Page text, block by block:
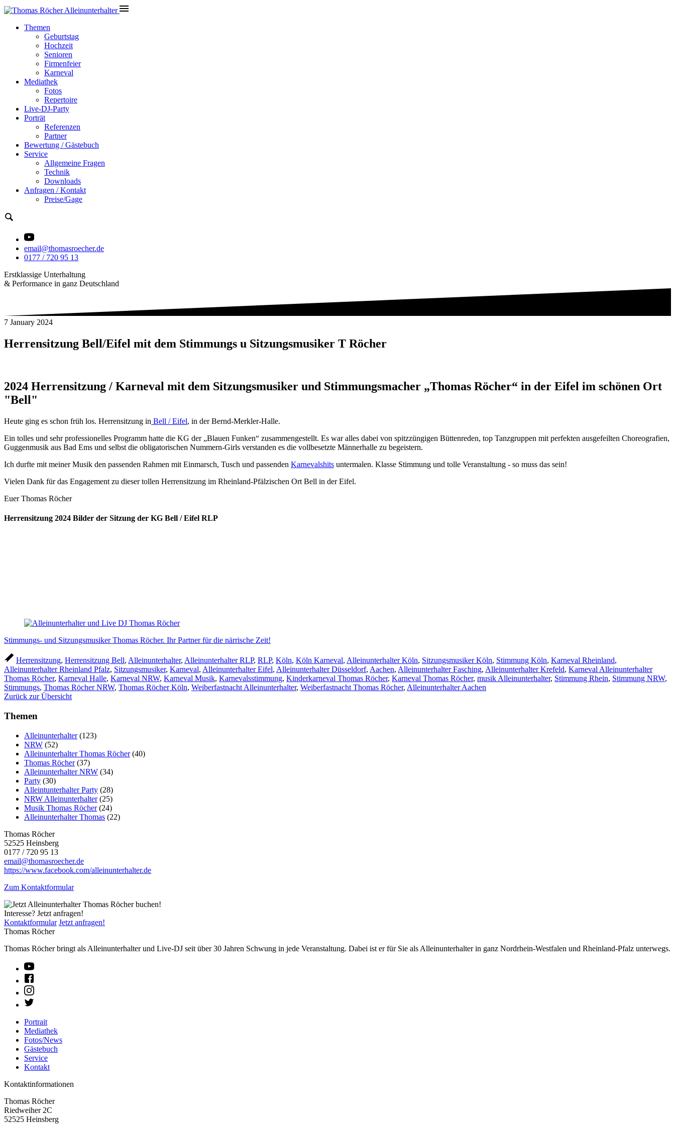
Themen
Geburtstag
Hochzeit
Senioren
Firmenfeier
Karneval
Mediathek
Fotos
Repertoire
Live-DJ-Party
Porträt
Referenzen
Partner
Bewertung / Gästebuch
Service
Allgemeine Fragen
Technik
Downloads
Anfragen / Kontakt
Preise/Gage
email@thomasroecher.de
0177 / 720 95 13
Erstklassige Unterhaltung
& Performance in ganz Deutschland
7 January 2024
Herrensitzung Bell/Eifel mit dem Stimmungs u Sitzungsmusiker T Röcher
2024 Herrensitzung / Karneval mit dem Sitzungsmusiker und Stimmungsmacher „Thomas Röcher“ in der Eifel im schönen Ort
"Bell"
Heute ging es schon früh los. Herrensitzung in Bell / Eifel, in der Bernd-Merkler-Halle.
Ein tolles und sehr professionelles Programm hatte die KG der „Blauen Funken“ zusammengestellt. Es war alles dabei von spitzzüngigen Büttenreden, top Tanzgruppen mit perfekten ausgefeilten Choreografien,
Guggenmusik aus Bad Ems und selbst die obligatorischen Nummern-Girls verstanden es die vollbesetzte Männerhalle zu begeistern.
Ich durfte mit meiner Musik den passenden Rahmen mit Einmarsch, Tusch und passenden Karnevalshits untermalen. Klasse Stimmung und tolle Veranstaltung - so muss das sein!
Vielen Dank für das Engagement zu dieser tollen Herrensitzung im Rheinland-Pfälzischen Ort Bell in der Eifel.
Euer Thomas Röcher
Herrensitzung 2024 Bilder der Sitzung der KG Bell / Eifel RLP
Stimmungs- und Sitzungsmusiker Thomas Röcher. Ihr Partner für die närrische Zeit!
Herrensitzung, Herrensitzung Bell, Alleinunterhalter, Alleinunterhalter RLP, RLP, Köln, Köln Karneval, Alleinunterhalter Köln, Sitzungsmusiker Köln, Stimmung Köln, Karneval Rheinland,
Alleinunterhalter Rheinland Pfalz, Sitzungsmusiker, Karneval, Alleinunterhalter Eifel, Alleinunterhalter Düsseldorf, Aachen, Alleinunterhalter Fasching, Alleinunterhalter Krefeld, Karneval Alleinunterhalter
Thomas Röcher, Karneval Halle, Karneval NRW, Karneval Musik, Karnevalsstimmung, Kinderkarneval Thomas Röcher, Karneval Thomas Röcher, musik Alleinunterhalter, Stimmung Rhein, Stimmung NRW,
Stimmungs, Thomas Röcher NRW, Thomas Röcher Köln, Weiberfastnacht Alleinunterhalter, Weiberfastnacht Thomas Röcher, Alleinunterhalter Aachen
Zurück zur Übersicht
Themen
Alleinunterhalter(123)
NRW (52)
Alleinunterhalter Thomas Röcher(40)
Thomas Röcher(37)
Alleinunterhalter NRW (34)
Party (30)
Alleintunterhalter Party (28)
NRW Alleinunterhalter(25)
Musik Thomas Röcher(24)
Alleinunterhalter Thomas (22)
Thomas Röcher
52525 Heinsberg
0177 / 720 95 13
email@thomasroecher.de
https://www.facebook.com/alleinunterhalter.de
Zum Kontaktformular
Interesse? Jetzt anfragen!
Kontaktformular Jetzt anfragen!
Thomas Röcher
Thomas Röcher bringt als Alleinunterhalter und Live-DJ seit über 30 Jahren Schwung in jede Veranstaltung. Dabei ist er für Sie als Alleinunterhalter in ganz Nordrhein-Westfalen und Rheinland-Pfalz unterwegs.
Portrait
Mediathek
Fotos/News
Gästebuch
Service
Kontakt
Kontaktinformationen
Thomas Röcher
Riedweiher 2C
52525 Heinsberg